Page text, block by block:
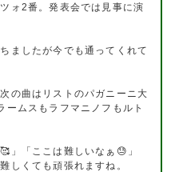
ォ2番。発表会では見事に演
ましたが今でも通ってくれて
の曲はリストのパガニーニ大
ムスもラフマニノフもルト
」「ここは難しいなぁ😓」
しくても頑張れますね。